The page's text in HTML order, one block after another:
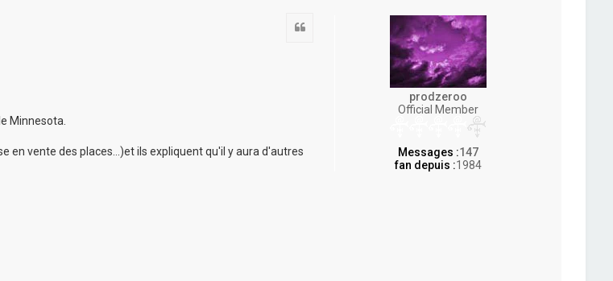
prodzeroo
Official Member
Messages :147
fan depuis :1984
Minnesota.
en vente des places...)et ils expliquent qu'il y aura d'autres